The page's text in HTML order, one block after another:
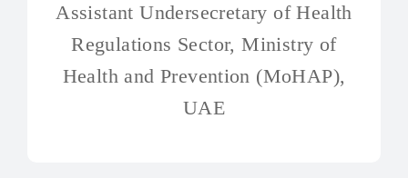
Assistant Undersecretary of Health
Regulations Sector, Ministry of
Health and Prevention (MoHAP),
UAE